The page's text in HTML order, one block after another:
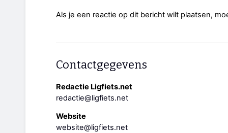
Als je een reactie op dit bericht wilt plaatsen,
Contactgegevens
Redactie Ligfiets.net
redactie@ligfiets.net
Website
website@ligfiets.net